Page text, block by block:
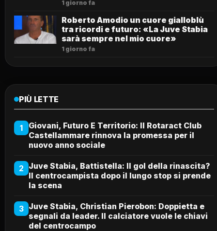
1 giorno fa
Roberto Amodio un cuore gialloblù
tra ricordi e futuro: «La Juve Stabia
sarà sempre nel mio cuore»
1 giorno fa
PIÙ LETTE
1
Giovani, Futuro E Territorio: Il Rotaract Club
Castellammare rinnova la promessa per il
nuovo anno sociale
2 Juve Stabia, Battistella: Il gol della rinascita?
Il centrocampista dopo il lungo stop si prende
la scena
3 Juve Stabia, Christian Pierobon: Doppietta e
segnali da leader. Il calciatore vuole le chiavi
del centrocampo